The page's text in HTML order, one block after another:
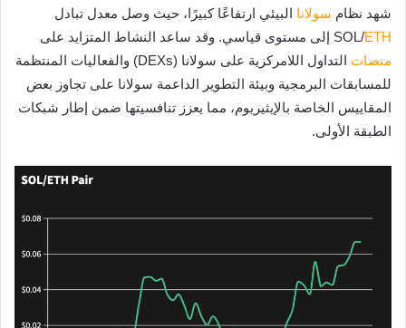
شهد نظام سولانا البيئي ارتفاعًا كبيرًا، حيث وصل معدل تبادل
SOL/ETH
إلى مستوى قياسي. وقد ساعد النشاط المتزايد على
منصات
التداول اللامركزية على سولانا (DEXs) والفعاليات المنتظمة
للمسابقات البرمجية وبيئة التطوير الداعمة سولانا على تجاوز بعض
المقاييس الخاصة بالإيثيريوم، مما يعزز تنافسيتها ضمن إطار شبكات
الطبقة الأولى.